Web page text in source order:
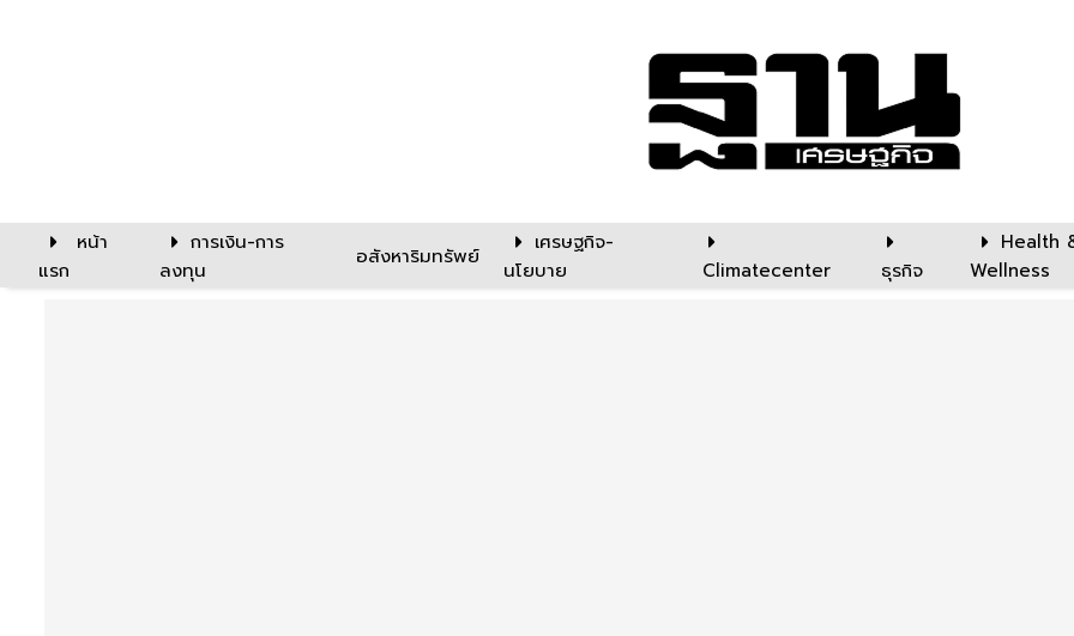
หน้า
แรก
การเงิน-การ
ลงทุน
อสังหาริมทรัพย์
เศรษฐกิจ-
นโยบาย
Climatecenter ธุรกิจ
Health
Wellness